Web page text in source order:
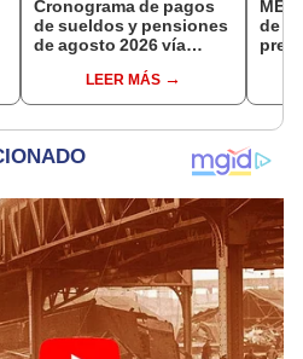
Cronograma de pagos
de sueldos y pensiones
de agosto 2026 vía
conoce las fechas de
depósito
LEER MÁS
MEF
de la